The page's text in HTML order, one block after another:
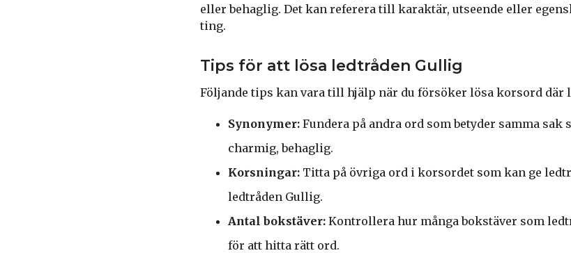
eller behaglig. Det kan referera till karaktär, utseende eller
ting.
Tips för att lösa ledtråden Gullig
Följande tips kan vara till hjälp när du försöker lösa korsord där
Synonymer: Fundera på andra ord som betyder samma sak
charmig, behaglig.
Korsningar: Titta på övriga ord i korsordet som kan ge
ledtråden Gullig.
Antal bokstäver: Kontrollera hur många bokstäver som
för att hitta rätt ord.